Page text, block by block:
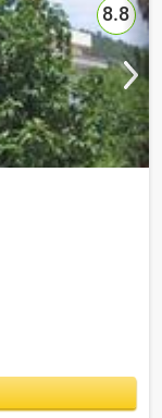
8.8